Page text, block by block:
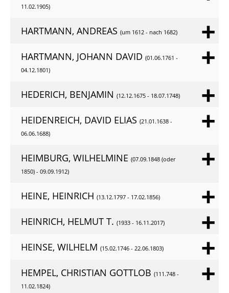
11.02.1905)
HARTMANN, ANDREAS (um 1612 - nach 1682)
HARTMANN, JOHANN DAVID (01.06.1761 -
04.12.1801)
HEDERICH, BENJAMIN (12.12.1675 - 18.07.1748)
HEIDENREICH, DAVID ELIAS (21.01.1638 -
06.06.1688)
HEIMBURG, WILHELMINE (07.09.1848 (oder
1850) - 09.09.1912)
HEINE, HEINRICH (13.12.1797 - 17.02.1856)
HEINRICH, HELMUT T. (1933 - 16.11.2017)
HEINSE, WILHELM (15.02.1746 - 22.06.1803)
HEMPEL, CHRISTIAN GOTTLOB (111.748 -
11.02.1824)